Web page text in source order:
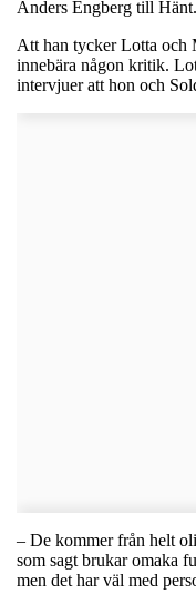
Anders Engberg till Hänt.
Att han tycker Lotta och
innebära någon kritik.
intervjuer att hon och
– De kommer från helt
som sagt brukar omaka
men det har väl med